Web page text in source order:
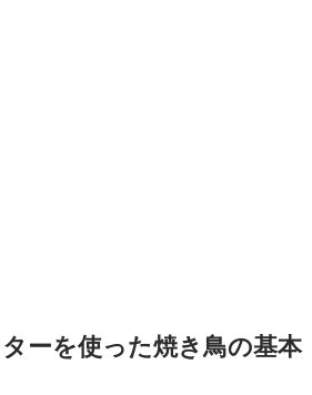
ーを使った焼き鳥の基本